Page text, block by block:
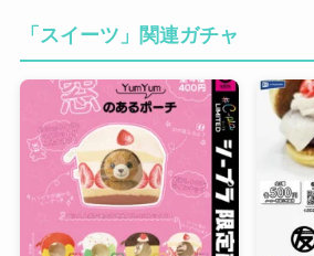
「スイーツ」関連ガチャ